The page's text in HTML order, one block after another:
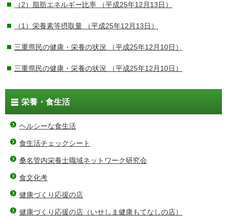
（2）脂肪エネルギー比率 （平成25年12月13日）
（1）栄養素等摂取量 （平成25年12月13日）
三重県民の健康・栄養の状況 （平成25年12月10日）
三重県民の健康・栄養の状況 （平成25年12月10日）
栄養・食生活
ヘルシーな食生活
食生活チェックシート
桑名管内栄養士職域ネットワーク研究会
食文化考
健康づくり応援の店
健康づくり応援の店（いせしま健康もてなしの店）